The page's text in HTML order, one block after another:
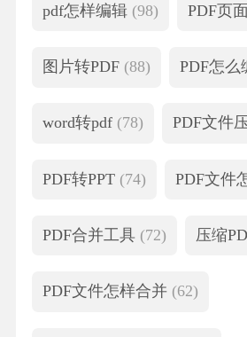
pdf怎样编辑 (98) PDF页
图片转PDF (88) PDF怎么
word转pdf (78) PDF文件
PDF转PPT (74) PDF文件
PDF合并工具 (72) 压缩
PDF文件怎样合并 (62)